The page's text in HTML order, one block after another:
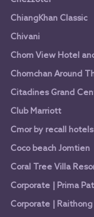
ChiangKhan Classic
Chivani
Chom View Hotel
Chomchan Around
Citadines Grand
Club Marriott
Cmor by recall hotels
Coco beach Jomtien
Coral Tree Villa
Corporate | Prima
Corporate | Raithong